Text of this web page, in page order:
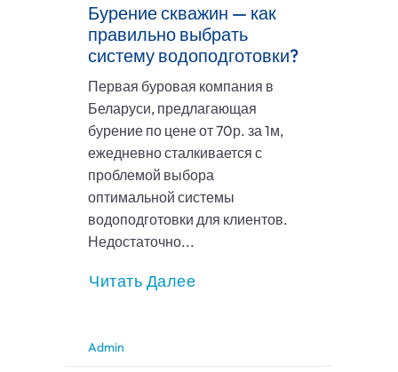
Бурение скважин — как
правильно выбрать
систему водоподготовки?
Первая буровая компания в
Беларуси, предлагающая
бурение по цене от 70р. за 1м,
ежедневно сталкивается с
проблемой выбора
оптимальной системы
водоподготовки для клиентов.
Недостаточно...
Читать Далее
Admin